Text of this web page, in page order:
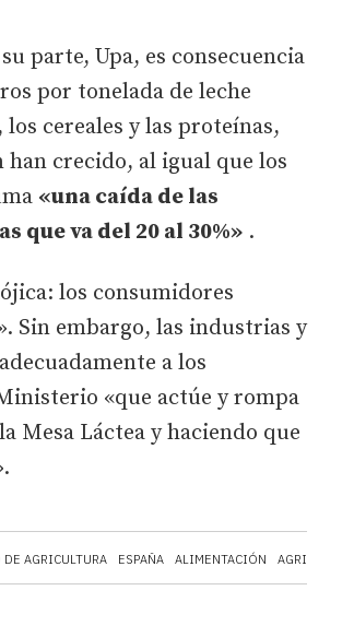
AGRICULTURA ESPAÑA ALIMENTACIÓN AGRICULTURA
parte, Upa, es consecuencia
por tonelada de leche
cereales y las proteínas,
han crecido, al igual que los
«una caída de las
que va del 20 al 30%» .
los consumidores
Sin embargo, las industrias y
a los
«que actúe y rompa
Mesa Láctea y haciendo que